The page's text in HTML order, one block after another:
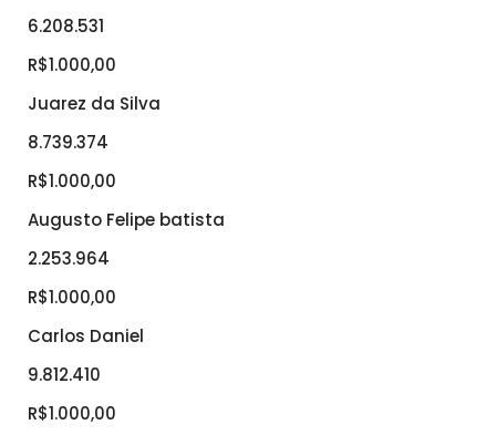
6.208.531
R$1.000,00
Juarez da Silva
8.739.374
R$1.000,00
Augusto Felipe batista
2.253.964
R$1.000,00
Carlos Daniel
9.812.410
R$1.000,00